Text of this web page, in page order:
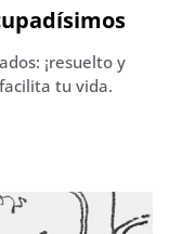
¡resuelto y
tu vida.